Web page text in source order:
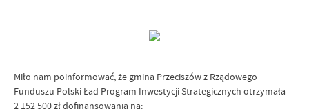
Miło nam poinformować, że gmina Przeciszów z Rządowego
Funduszu Polski Ład Program Inwestycji Strategicznych otrzymała
2 152 500 złdofinansowania na: